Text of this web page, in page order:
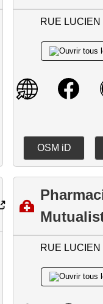
RUE LUCIEN
OSM iD
RUE LUCIEN